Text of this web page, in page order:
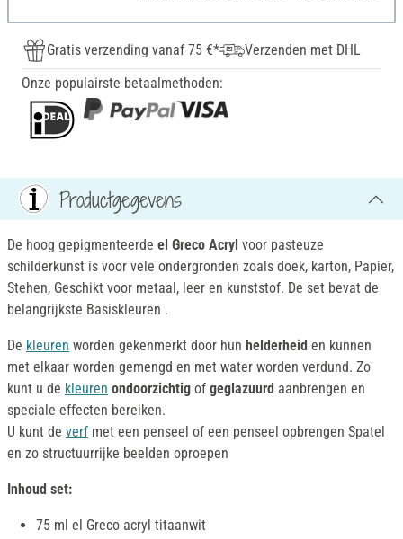
Gratis verzending vanaf 75 €*
Verzenden met DHL
Onze populairste betaalmethoden:
Productgegevens
De hoog gepigmenteerde el Greco Acryl voor pasteuze
schilderkunst is voor vele ondergronden zoals doek, karton, Papier,
Stehen, Geschikt voor metaal, leer en kunststof. De set bevat de
belangrijkste Basiskleuren .
De kleuren worden gekenmerkt door hun helderheid en kunnen
met elkaar worden gemengd en met water worden verdund. Zo
kunt u de kleuren ondoorzichtig of geglazuurd aanbrengen en
speciale effecten bereiken.
U kunt de verf met een penseel of een penseel opbrengen Spatel
en zo structuurrijke beelden oproepen
Inhoud set:
75 ml el Greco acryl titaanwit